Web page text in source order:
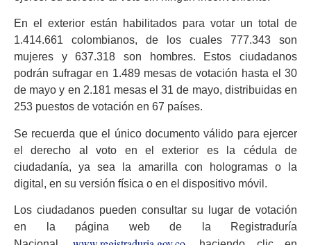
En el exterior están habilitados para votar un total de
1.414.661 colombianos, de los cuales 777.343 son
mujeres y 637.318 son hombres. Estos ciudadanos
podrán sufragar en 1.489 mesas de votación hasta el 30
de mayo y en 2.181 mesas el 31 de mayo, distribuidas en
253 puestos de votación en 67 países.
Se recuerda que el único documento válido para ejercer
el derecho al voto en el exterior es la cédula de
ciudadanía, ya sea la amarilla con hologramas o la
digital, en su versión física o en el dispositivo móvil.
Los ciudadanos pueden consultar su lugar de votación
en la página web de la Registraduría